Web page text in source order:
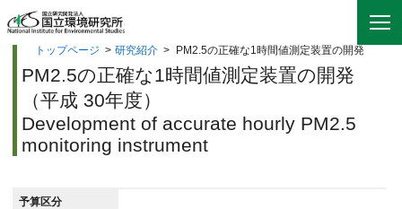
トップページ > 研究紹介 > PM2.5の正確な1時間値測定装置の開発
PM2.5の正確な1時間値測定装置の開発
（平成 30年度）
Development of accurate hourly PM2.5
monitoring instrument
予算区分